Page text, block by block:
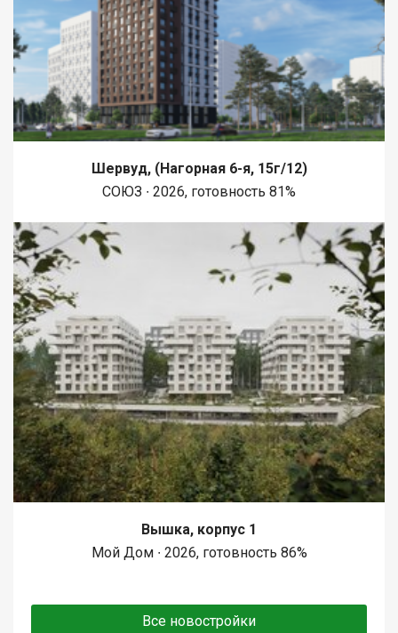
Шервуд, (Нагорная 6-я, 15г/12)
СОЮЗ ∙ 2026, готовность 81%
Вышка, корпус 1
Мой Дом ∙ 2026, готовность 86%
Все новостройки